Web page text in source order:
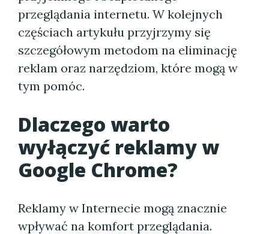
przeglądania internetu. W kolejnych
częściach artykułu przyjrzymy się
szczegółowym metodom na eliminację
reklam oraz narzędziom, które mogą w
tym pomóc.
Dlaczego warto
wyłączyć reklamy w
Google Chrome?
Reklamy w Internecie mogą znacznie
wpływać na komfort przeglądania.